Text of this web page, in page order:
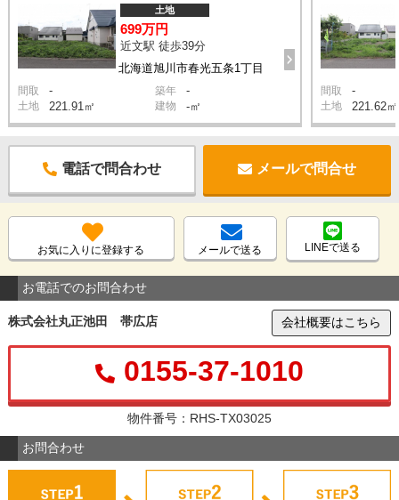
北海道旭川市春光五条1丁目
土地
699万円
近文駅 徒歩39分
間取 - 築年 -
土地 221.91㎡ 建物 -㎡
間取 -
土地 221.62㎡
電話で問合わせ メールで問合せ
お気に入りに登録する メールで送る LINEで送る
お電話でのお問合わせ
株式会社丸正池田 帯広店 会社概要はこちら
0155-37-1010
物件番号：RHS-TX03025
お問合わせ